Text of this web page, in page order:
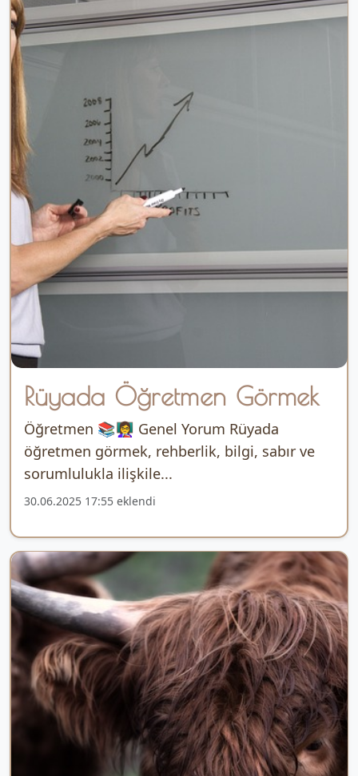
Rüyada Öğretmen Görmek
Öğretmen 📚👩‍🏫 Genel Yorum Rüyada
öğretmen görmek, rehberlik, bilgi, sabır ve
sorumlulukla ilişkile...
30.06.2025 17:55 eklendi